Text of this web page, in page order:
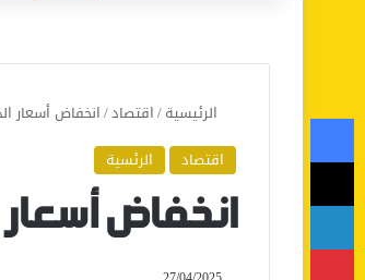
الرئيسية/اقتصاد/انخفاض أسعار
اقتصاد
الرئسية
انخفاض